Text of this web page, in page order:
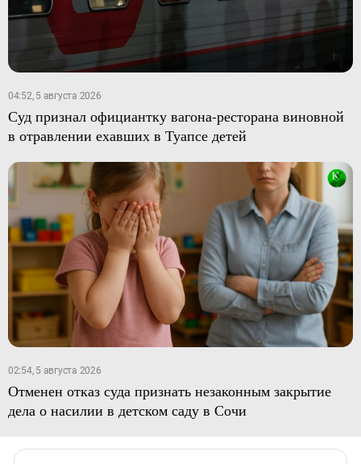
04:52, 5 августа 2026
Суд признал официантку вагона-ресторана виновной
в отравлении ехавших в Туапсе детей
02:54, 5 августа 2026
Отменен отказ суда признать незаконным закрытие
дела о насилии в детском саду в Сочи